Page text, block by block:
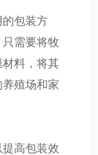
包装方
需要将牧
料，将其
殖场和家
高包装效